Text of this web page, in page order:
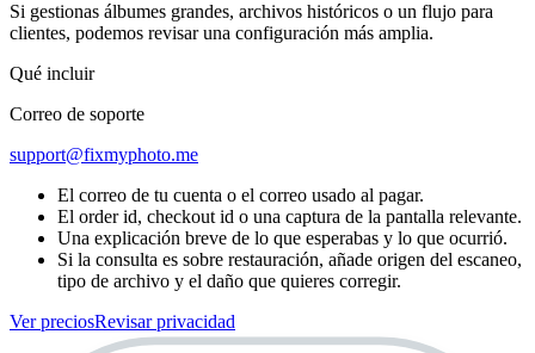
Si gestionas álbumes grandes, archivos históricos o un flujo para
clientes, podemos revisar una configuración más amplia.
Qué incluir
Correo de soporte
support@fixmyphoto.me
El correo de tu cuenta o el correo usado al pagar.
El order id, checkout id o una captura de la pantalla relevante.
Una explicación breve de lo que esperabas y lo que ocurrió.
Si la consulta es sobre restauración, añade origen del escaneo,
tipo de archivo y el daño que quieres corregir.
Ver preciosRevisar privacidad